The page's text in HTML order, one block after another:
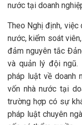
nước tại doanh
Theo Nghị định, việc
nước, kiểm soát
đảm nguyên tắc
và quản lý đội ngũ.
pháp luật về doanh
vốn nhà nước tại
trường hợp có sự
pháp luật chuyên